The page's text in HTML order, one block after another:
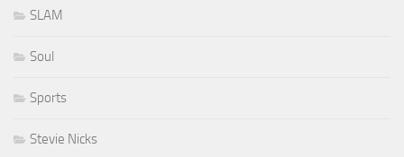
SLAM
Soul
Sports
Stevie Nicks